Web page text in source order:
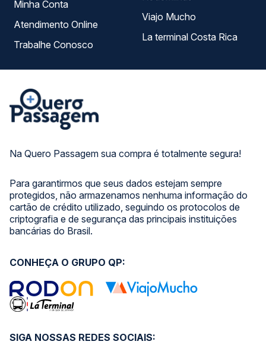
Na Quero Passagem sua compra é totalmente segura!
Para garantirmos que seus dados estejam sempre
protegidos, não armazenamos nenhuma informação do
cartão de crédito utilizado, seguindo os protocolos de
criptografia e de segurança das principais instituições
bancárias do Brasil.
Minha Conta
Atendimento Online
Trabalhe Conosco
Viajo Mucho
La terminal Costa Rica
SIGA NOSSAS REDES SOCIAIS:
CONHEÇA O GRUPO QP: